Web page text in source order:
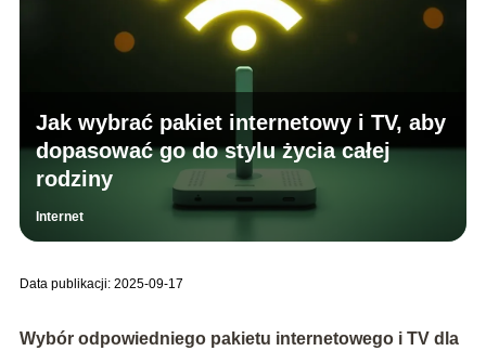
Jak wybrać pakiet internetowy i TV, aby
dopasować go do stylu życia całej
rodziny
Internet
Data publikacji: 2025-09-17
Wybór odpowiedniego pakietu internetowego i TV dla